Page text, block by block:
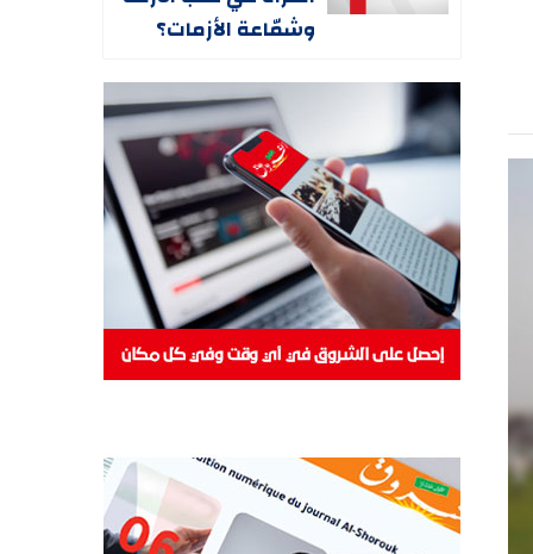
وشمّاعة الأزمات؟